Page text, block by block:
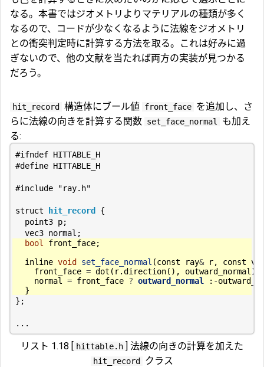
なる。本書ではジオメトリよりマテリアルの種類が多く
なるので、コードが少なくなるように法線をジオメトリ
との衝突判定時に計算する方法を取る。これは好みに過
ぎないので、他の文献を当たれば両方の実装が見つかる
だろう。
hit_record 構造体にブール値 front_face を追加し、さ
らに法線の向きを計算する関数 set_face_normal
も加え
る:
#include "ray.h"
struct hit_record
{
point3 p;
vec3 normal ;
bool
front_face;
inline void set_face_normal (const ray& r, const
front_face = dot ( r.direction(), outward_normal )
normal
= front_face ? outward_normal : -
}
};
...
リスト 1.18 [ hittable.h ] 法線の向きの計算を加えた
hit_record クラス